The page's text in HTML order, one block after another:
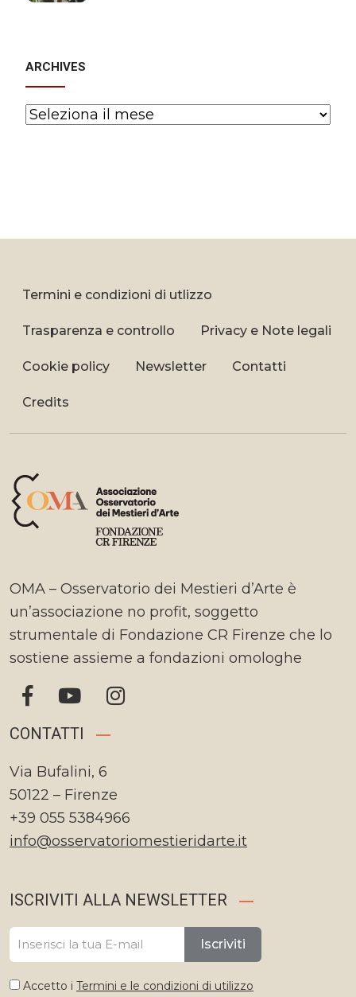
ARCHIVES
Archives
Termini e condizioni di utlizzo
Trasparenza e controllo Privacy e Note legali
Cookie policy Newsletter Contatti
Credits
OMA – Osservatorio dei Mestieri d’Arte è
un’associazione no profit, soggetto
strumentale di Fondazione CR Firenze che lo
sostiene assieme a fondazioni omologhe
CONTATTI
Via Bufalini, 6
50122 – Firenze
+39 055 5384966
info@osservatoriomestieridarte.it
ISCRIVITI ALLA NEWSLETTER
Iscriviti
Accetto i Termini e le condizioni di utilizzo